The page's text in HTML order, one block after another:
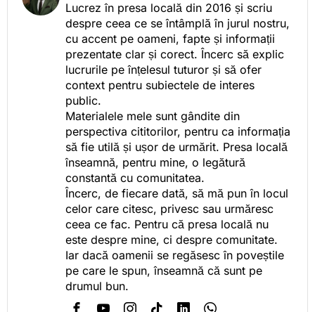
Lucrez în presa locală din 2016 și scriu
despre ceea ce se întâmplă în jurul nostru,
cu accent pe oameni, fapte și informații
prezentate clar și corect. Încerc să explic
lucrurile pe înțelesul tuturor și să ofer
context pentru subiectele de interes
public.
Materialele mele sunt gândite din
perspectiva cititorilor, pentru ca informația
să fie utilă și ușor de urmărit. Presa locală
înseamnă, pentru mine, o legătură
constantă cu comunitatea.
Încerc, de fiecare dată, să mă pun în locul
celor care citesc, privesc sau urmăresc
ceea ce fac. Pentru că presa locală nu
este despre mine, ci despre comunitate.
Iar dacă oamenii se regăsesc în poveștile
pe care le spun, înseamnă că sunt pe
drumul bun.